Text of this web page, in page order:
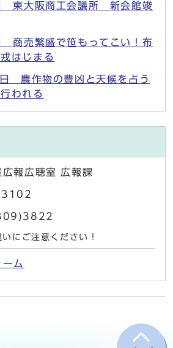
東大阪商工会議所 新会館竣
商売繁盛で笹もってこい！布
はじまる
農作物の豊凶と天候を占う
われる
報広聴室 広報課
にご注意ください！
ム